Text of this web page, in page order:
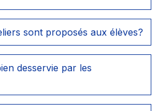
sont proposés aux élèves?
desservie par les